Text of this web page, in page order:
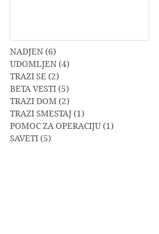
NADJEN (6)
UDOMLJEN (4)
TRAZI SE (2)
BETA VESTI (5)
TRAZI DOM (2)
TRAZI SMESTAJ (1)
POMOC ZA OPERACIJU (1)
SAVETI (5)